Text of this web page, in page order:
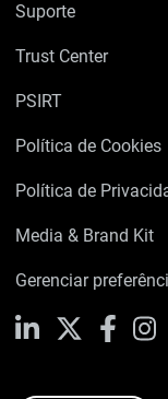
Suporte
Trust Center
PSIRT
Política de Cookies
Política de
Media & Brand Kit
Gerenciar
LinkedIn